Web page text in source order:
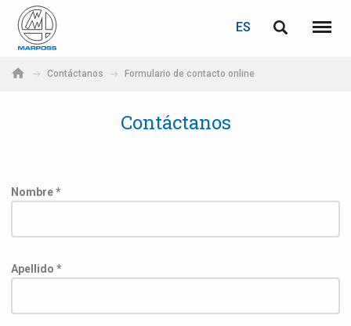
S.p.A.
ES
Menú
Contáctanos Formulario de contacto online
Contáctanos
Nombre *
Apellido *
Deutsch
ACCEDER
Si aún no está registrado, puede hacerlo ahora: ¡es gratis!